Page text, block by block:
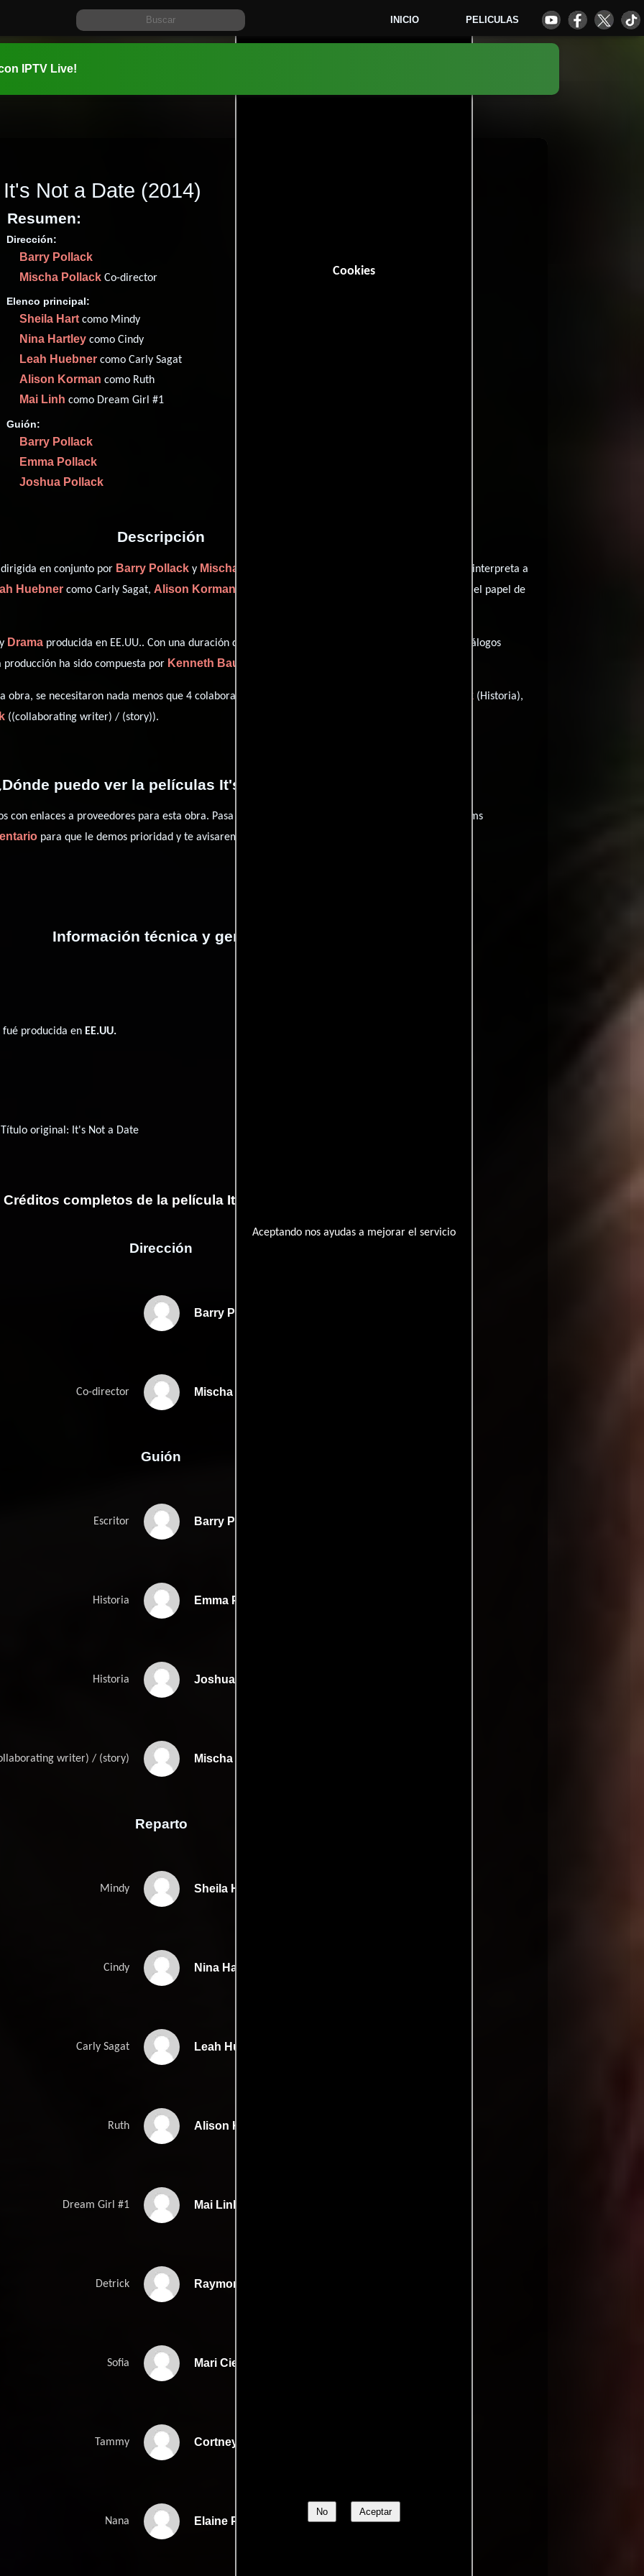
INICIO PELICULAS
Cookies
Aceptando nos ayudas a mejorar el servicio
No Aceptar
IPTV Live!
It's Not a Date (2014)
Resumen:
Dirección:
Barry Pollack
Mischa Pollack Co-director
Elenco principal:
Sheila Hartcomo Mindy
Nina Hartley como Cindy
Leah Huebner como Carly Sagat
Alison Korman como Ruth
Mai Linh como Dream Girl #1
Guión:
Barry Pollack
Emma Pollack
Joshua Pollack
01 hr 33 min (93 minutos).
Descripción
en conjunto por Barry Pollack y Mischa Pollack quien interpreta a
Huebner como Carly Sagat,Alison Korman desempeñando el papel de
Drama producida en EE.UU.. Con una duración de 01 hr 33 min (93 minutos), esta película tiene diálogos
producción ha sido compuesta por Kenneth Bauer
se necesitaron nada menos que 4 colaboraciones. Emma Pollack (Historia),
((collaborating writer) / (story)).
puedo ver la películas It's Not a Date?
enlaces a proveedores para esta obra. Pasa por nuestro catálogo de y encuentra films
para que le demos prioridad y te avisaremos cuando se encuentre disponible
Información técnica y general
producida en EE.UU.
Título original: It's Not a Date
Créditos completos de la película It's Not a Date
Dirección
Barry Pollack
Co-director Mischa Pollack
Guión
Escritor Barry Pollacks
Historia Emma Pollacks
Historia Joshua Pollacks
writer) / (story) Mischa Pollacks
Reparto
Mindy Sheila Hart
Cindy Nina Hartley
Carly Sagat Leah Huebner
Ruth Alison Korman
Dream Girl #1 Mai Linh
Detrick Raymond Morris
Sofia Mari Cielo Pajares
Tammy Cortney Palm
Nana Elaine Partnow